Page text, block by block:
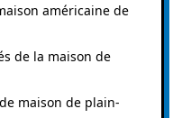
américaine de
de la maison de
maison de plain-